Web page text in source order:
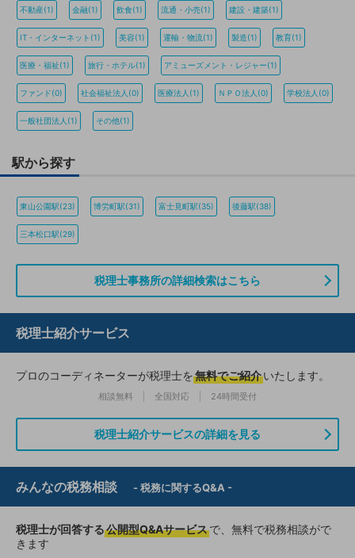
不動産(1) 金融(1) 飲食(1) 流通・小売(1) 建設・建築(1)
IT・インターネット(1) 美容(1) 運輸・物流(1) 製造(1) 教育(1)
医療・福祉(1) 旅行・ホテル(1) アミューズメント・レジャー(1)
ファンド(0) 社会福祉法人(0) 医療法人(1) ＮＰＯ法人(0) 学校法人(0)
一般社団法人(1) その他(1)
駅から探す
東山公園駅(23) 博労町駅(31) 富士見町駅(35) 後藤駅(38)
三本松口駅(29)
税理士事務所の詳細検索はこちら
税理士紹介サービス
プロのコーディネーターが税理士を無料でご紹介いたします。
相談無料 全国対応 24時間受付
税理士紹介サービスの詳細を見る
みんなの税務相談 - 税務に関するQ&A -
税理士が回答する公開型Q&Aサービスで、無料で税務相談がで
きます